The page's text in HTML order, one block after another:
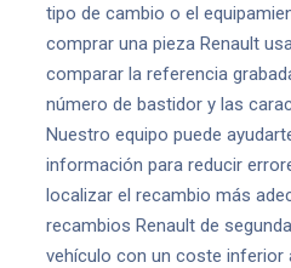
tipo de cambio o el
comprar una pieza Renault
comparar la referencia
número de bastidor y las
Nuestro equipo puede
información para reducir
localizar el recambio más
recambios Renault de
vehículo con un coste inferior